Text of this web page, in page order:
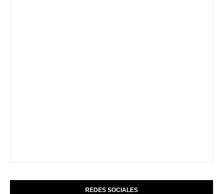
REDES SOCIALES